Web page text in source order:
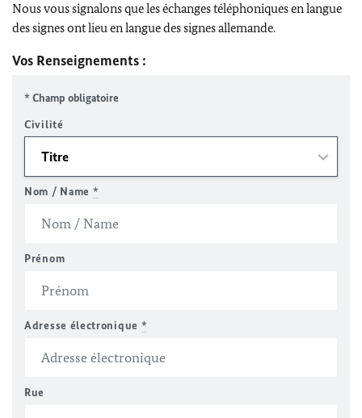
Nous vous signalons que les échanges téléphoniques en langue
des signes ont lieu en langue des signes allemande.
Vos Renseignements :
* Champ obligatoire
Civilité
Nom / Name *
Prénom
Adresse électronique *
Rue